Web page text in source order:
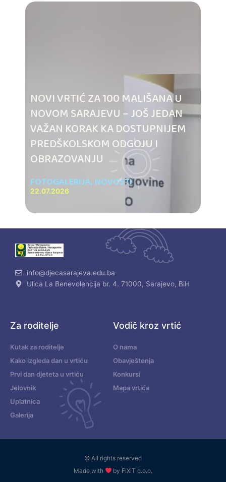
NOVI VRTIĆ ZA 100 MALIŠANA U
NOVOM SARAJEVU – JOŠ JEDAN
VAŽAN KORAK KA DOSTUPNIJEM
PREDŠKOLSKOM ODGOJU I
OBRAZOVANJU
FOTOGALERIJA, NOVOSTI
22.07.2026
info@djecasarajeva.edu.ba
Ulica La Benevolencija br. 4. 71000, Sarajevo, BiH
Za roditelje
Kutak za roditelje
Kako izgleda dan u vrtiću
Prvi dan djeteta u vrtiću
Jelovnik
Uplatnica
Galerija
Vodič kroz vrtić
O nama
Obavještenja
Konkursi
Mapa vrtića
© All rights reserved
Made with
by FiXiT d.o.o.